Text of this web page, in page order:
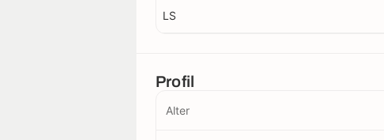
LS
Profil
Alter